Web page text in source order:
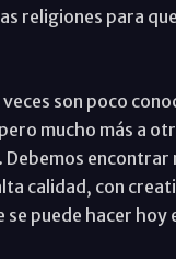
religiones para
son poco
mucho más a
encontrar
calidad, con
se puede hacer hoy